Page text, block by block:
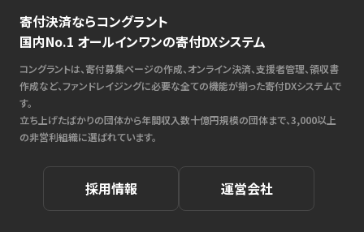
寄付決済ならコングラント
国内No.1 オールインワンの寄付DXシステム
コングラントは、寄付募集ページの作成、オンライン決済、支援者管理、領収書
作成など、ファンドレイジングに必要な全ての機能が揃った寄付DXシステムで
す。
立ち上げたばかりの団体から年間収入数十億円規模の団体まで、3,000以上
の非営利組織に選ばれています。
採用情報 運営会社